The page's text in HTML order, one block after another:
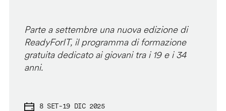
Parte a settembre una nuova edizione di
ReadyForIT, il programma di formazione
gratuita dedicato ai giovani tra i 19 e i 34
anni.
8 SET-19 DIC 2025